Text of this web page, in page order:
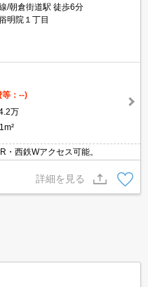
/朝倉街道駅 徒歩6分
明院１丁目
等：--)
万
・西鉄Wアクセス可能。
詳細を見る